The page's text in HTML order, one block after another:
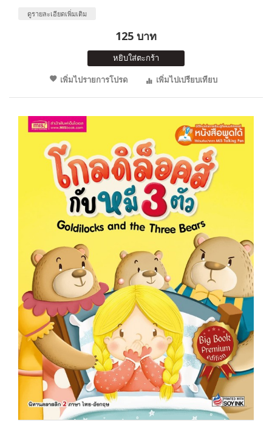
ดูรายละเอียดเพิ่มเติม
125 บาท
หยิบใส่ตะกร้า
เพิ่มไปรายการโปรด
เพิ่มไปเปรียบเทียบ